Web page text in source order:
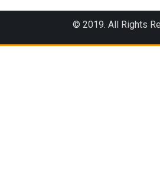
© 2019. All Rights